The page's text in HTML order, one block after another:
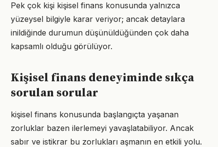
Pek çok kişi kişisel finans konusunda yalnızca
yüzeysel bilgiyle karar veriyor; ancak detaylara
inildiğinde durumun düşünüldüğünden çok daha
kapsamlı olduğu görülüyor.
Kişisel finans deneyiminde sıkça
sorulan sorular
kişisel finans konusunda başlangıçta yaşanan
zorluklar bazen ilerlemeyi yavaşlatabiliyor. Ancak
sabır ve istikrar bu zorlukları aşmanın en etkili yolu.